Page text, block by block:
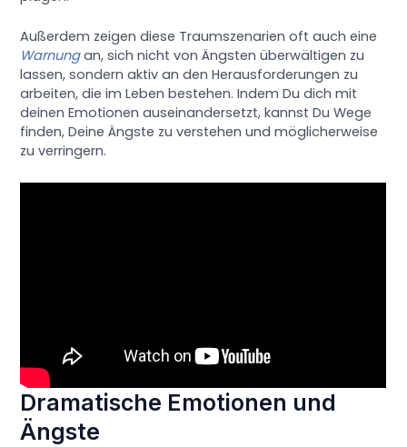
Außerdem zeigen diese Traumszenarien oft auch eine
Warnungan, sich nicht von Ängsten überwältigen zu
lassen, sondern aktiv an den Herausforderungen zu
arbeiten, die im Leben bestehen. Indem Du dich mit
deinen Emotionen auseinandersetzt, kannst Du Wege
finden, Deine Ängste zu verstehen und möglicherweise
zu verringern.
Dramatische Emotionen und
Ängste